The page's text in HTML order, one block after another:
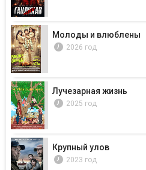
Молоды и влюблены
2026 год
Лучезарная жизнь
2025 год
Крупный улов
2023 год